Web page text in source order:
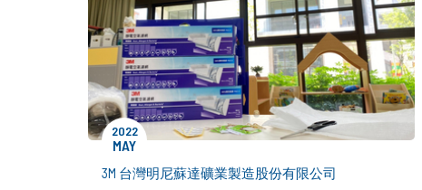
2022
MAY
3M 台灣明尼蘇達礦業製造股份有限公司